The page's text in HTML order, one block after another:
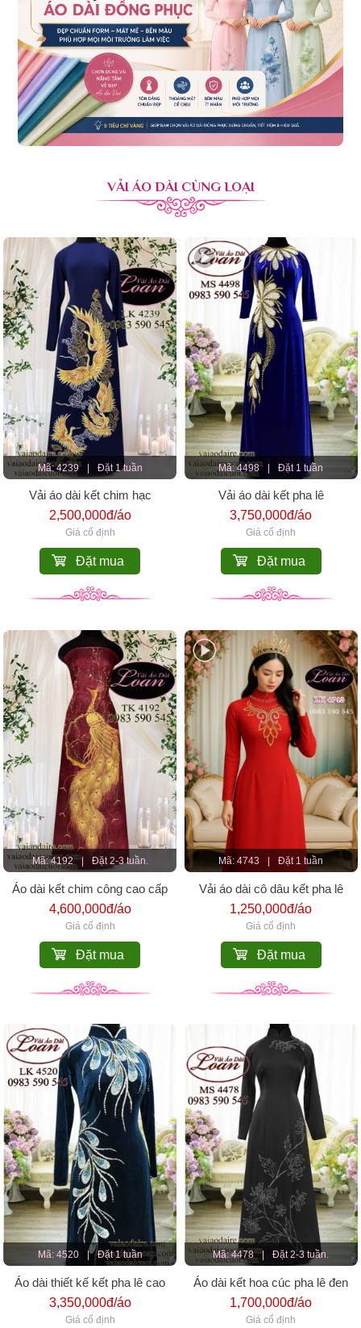
VẢI ÁO DÀI CÙNG LOẠI
Mã: 4239 | Đặt 1 tuần
Vải áo dài kết chim hạc
2,500,000đ/áo
Giá cố định
Đặt mua
Mã: 4498 | Đặt 1 tuần
Vải áo dài kết pha lê
3,750,000đ/áo
Giá cố định
Đặt mua
Mã: 4192 | Đặt 2-3 tuần.
Áo dài kết chim công cao cấp
4,600,000đ/áo
Giá cố định
Đặt mua
Mã: 4743 Đặt 1 tuần
Vải áo dài cô dâu kết pha lê
1,250,000đ/áo
Giá cố định
Đặt mua
Mã: 4520 | Đặt 1 tuần
Áo dài thiết kế kết pha lê cao
cấp
3,350,000đ/áo
Giá cố định
Mã: 4478 | Đặt 2-3 tuần.
Áo dài kết hoa cúc pha lê đen
1,700,000đ/áo
Giá cố định